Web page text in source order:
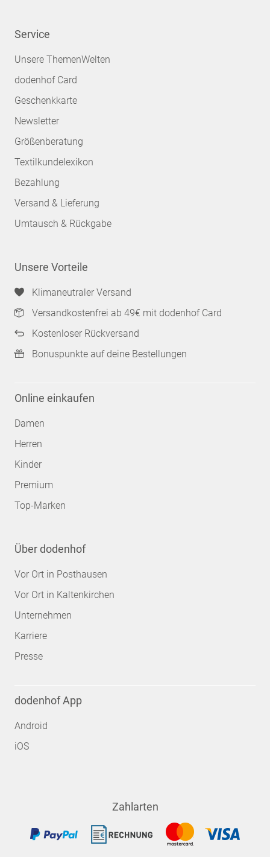
Service
Unsere ThemenWelten
dodenhof Card
Geschenkkarte
Newsletter
Größenberatung
Textilkundelexikon
Bezahlung
Versand & Lieferung
Umtausch & Rückgabe
Unsere Vorteile
Klimaneutraler Versand
Versandkostenfrei ab 49€ mit dodenhof Card
Kostenloser Rückversand
Bonuspunkte auf deine Bestellungen
Online einkaufen
Damen
Herren
Kinder
Premium
Top-Marken
Über dodenhof
Vor Ort in Posthausen
Vor Ort in Kaltenkirchen
Unternehmen
Karriere
Presse
dodenhof App
Android
iOS
Zahlarten